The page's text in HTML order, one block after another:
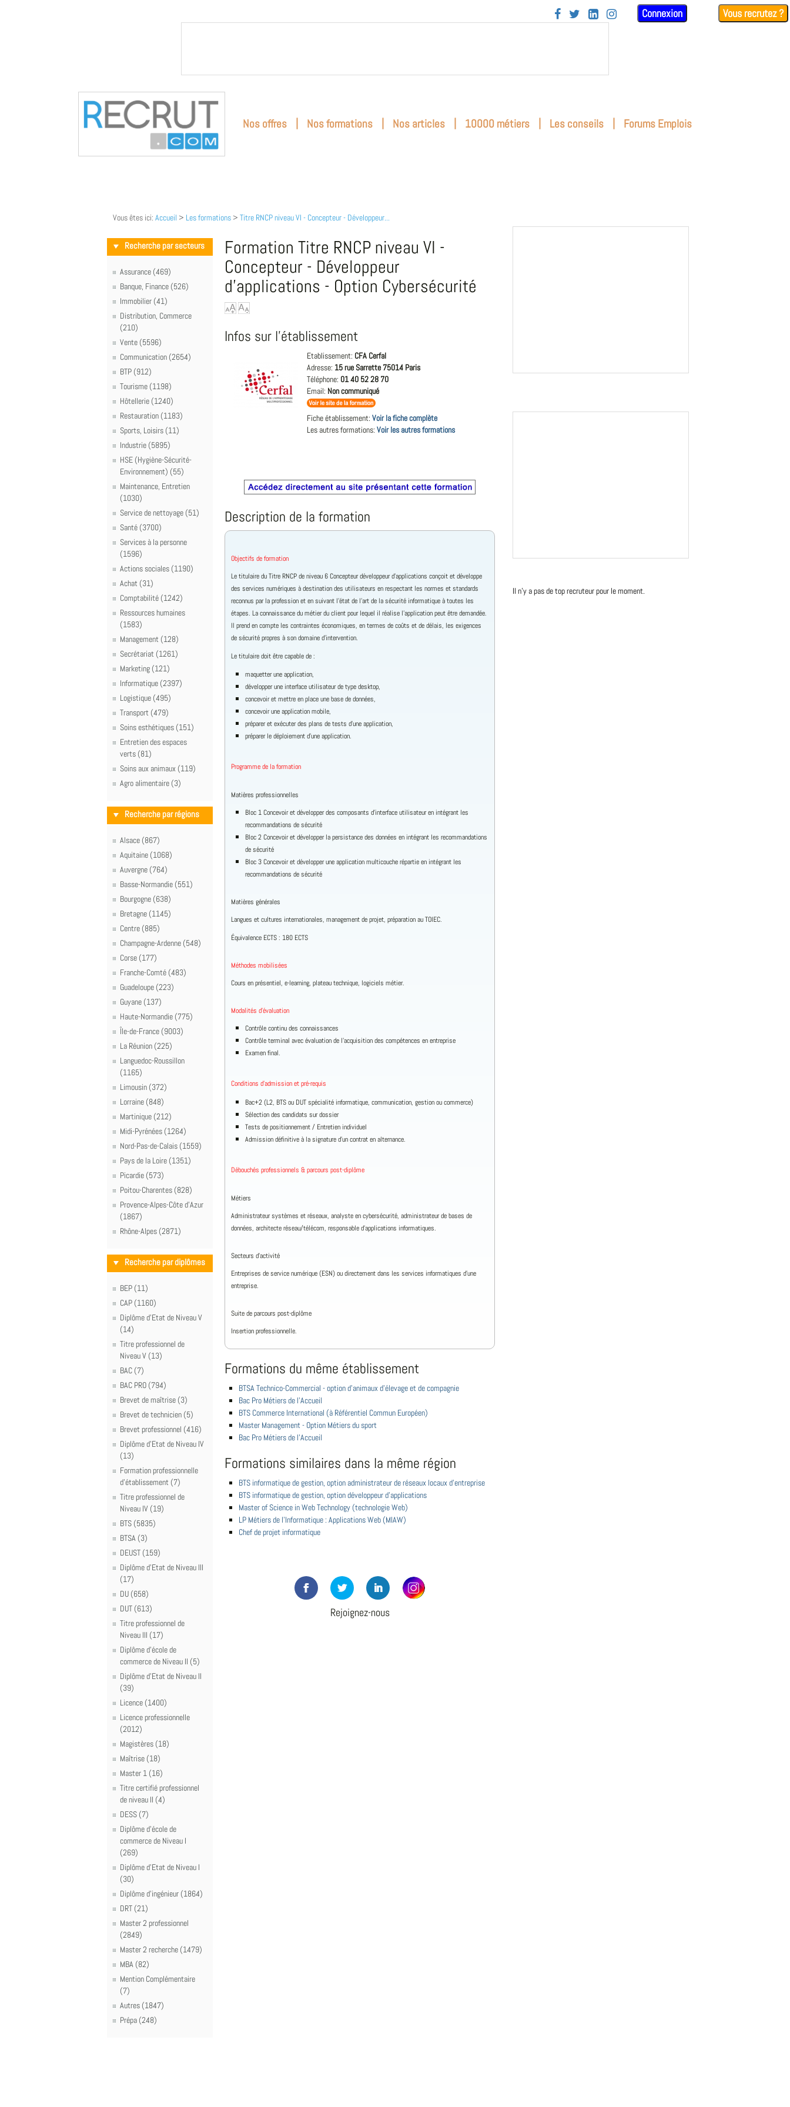
    Connexion Vous recrutez ?
Nos offres | Nos formations | Nos articles | 10000 métiers | Les conseils | Forums Emplois
Vous êtes ici: Accueil > Les formations > Titre RNCP niveau VI - Concepteur - Développeur...
Recherche par secteurs
Assurance (469)
Banque, Finance (526)
Immobilier (41)
Distribution, Commerce
(210)
Vente (5596)
Communication (2654)
BTP (912)
Tourisme (1198)
Hôtellerie (1240)
Restauration (1183)
Sports, Loisirs (11)
Industrie (5895)
HSE (Hygiène-Sécurité-
Environnement) (55)
Maintenance, Entretien
(1030)
Service de nettoyage (51)
Santé (3700)
Services à la personne
(1596)
Actions sociales (1190)
Achat (31)
Comptabilité (1242)
Ressources humaines
(1583)
Management (128)
Secrétariat (1261)
Marketing (121)
Informatique (2397)
Logistique (495)
Transport (479)
Soins esthétiques (151)
Entretien des espaces
verts (81)
Soins aux animaux (119)
Agro alimentaire (3)
Recherche par régions
Alsace (867)
Aquitaine (1068)
Auvergne (764)
Basse-Normandie (551)
Bourgogne (638)
Bretagne (1145)
Centre (885)
Champagne-Ardenne (548)
Corse (177)
Franche-Comté (483)
Guadeloupe (223)
Guyane (137)
Haute-Normandie (775)
Île-de-France (9003)
La Réunion (225)
Languedoc-Roussillon
(1165)
Limousin (372)
Lorraine (848)
Martinique (212)
Midi-Pyrénées (1264)
Nord-Pas-de-Calais (1559)
Pays de la Loire (1351)
Picardie (573)
Poitou-Charentes (828)
Provence-Alpes-Côte d'Azur
(1867)
Rhône-Alpes (2871)
Recherche par diplômes
BEP (11)
CAP (1160)
Diplôme d'Etat de Niveau V
(14)
Titre professionnel de
Niveau V (13)
BAC (7)
BAC PRO (794)
Brevet de maîtrise (3)
Brevet de technicien (5)
Brevet professionnel (416)
Diplôme d'Etat de Niveau IV
(13)
Formation professionnelle
d'établissement (7)
Titre professionnel de
Niveau IV (19)
BTS (5835)
BTSA (3)
DEUST (159)
Diplôme d'Etat de Niveau III
(17)
DU (658)
DUT (613)
Titre professionnel de
Niveau III (17)
Diplôme d'école de
commerce de Niveau II (5)
Diplôme d'Etat de Niveau II
(39)
Licence (1400)
Licence professionnelle
(2012)
Magistères (18)
Maîtrise (18)
Master 1 (16)
Titre certifié professionnel
de niveau II (4)
DESS (7)
Diplôme d'école de
commerce de Niveau I
(269)
Diplôme d'Etat de Niveau I
(30)
Diplôme d'ingénieur (1864)
DRT (21)
Master 2 professionnel
(2849)
Master 2 recherche (1479)
MBA (82)
Mention Complémentaire
(7)
Autres (1847)
Prépa (248)
Formation Titre RNCP niveau VI -
Concepteur - Développeur
d'applications - Option Cybersécurité
Infos sur l'établissement
Etablissement: CFA Cerfal
Adresse: 15 rue Sarrette 75014 Paris
Téléphone: 01 40 52 28 70
Email: Non communiqué
Fiche établissement: Voir la fiche complète
Les autres formations: Voir les autres formations
Description de la formation
Objectifs de formation
Le titulaire du Titre RNCP de niveau 6 Concepteur développeur d’applications conçoit et développe
des services numériques à destination des utilisateurs en respectant les normes et standards
reconnus par la profession et en suivant l’état de l’art de la sécurité informatique à toutes les
étapes. La connaissance du métier du client pour lequel il réalise l’application peut être demandée.
Il prend en compte les contraintes économiques, en termes de coûts et de délais, les exigences
de sécurité propres à son domaine d’intervention.
Le titulaire doit être capable de :
maquetter une application,
développer une interface utilisateur de type desktop,
concevoir et mettre en place une base de données,
concevoir une application mobile,
préparer et exécuter des plans de tests d’une application,
préparer le déploiement d’une application.
Programme de la formation
Matières professionnelles
Bloc 1 Concevoir et développer des composants d’interface utilisateur en intégrant les
recommandations de sécurité
Bloc 2 Concevoir et développer la persistance des données en intégrant les recommandations
de sécurité
Bloc 3 Concevoir et développer une application multicouche répartie en intégrant les
recommandations de sécurité
Matières générales
Langues et cultures internationales, management de projet, préparation au TOIEC.
Équivalence ECTS : 180 ECTS
Méthodes mobilisées
Cours en présentiel, e-learning, plateau technique, logiciels métier.
Modalités d’évaluation
Contrôle continu des connaissances
Contrôle terminal avec évaluation de l’acquisition des compétences en entreprise
Examen final.
Conditions d’admission et pré-requis
Bac+2 (L2, BTS ou DUT spécialité informatique, communication, gestion ou commerce)
Sélection des candidats sur dossier
Tests de positionnement / Entretien individuel
Admission définitive à la signature d’un contrat en alternance.
Débouchés professionnels & parcours post-diplôme
Métiers
Administrateur systèmes et réseaux, analyste en cybersécurité, administrateur de bases de
données, architecte réseau/télécom, responsable d’applications informatiques.
Secteurs d’activité
Entreprises de service numérique (ESN) ou directement dans les services informatiques d’une
entreprise.
Suite de parcours post-diplôme
Insertion professionnelle.
Formations du même établissement
BTSA Technico-Commercial - option d'animaux d’élevage et de compagnie
Bac Pro Métiers de l'Accueil
BTS Commerce International (à Référentiel Commun Européen)
Master Management - Option Métiers du sport
Bac Pro Métiers de l'Accueil
Formations similaires dans la même région
BTS informatique de gestion, option administrateur de réseaux locaux d'entreprise
BTS informatique de gestion, option développeur d'applications
Master of Science in Web Technology (technologie Web)
LP Métiers de l'Informatique : Applications Web (MIAW)
Chef de projet informatique
Rejoignez-nous
Il n'y a pas de top recruteur pour le moment.